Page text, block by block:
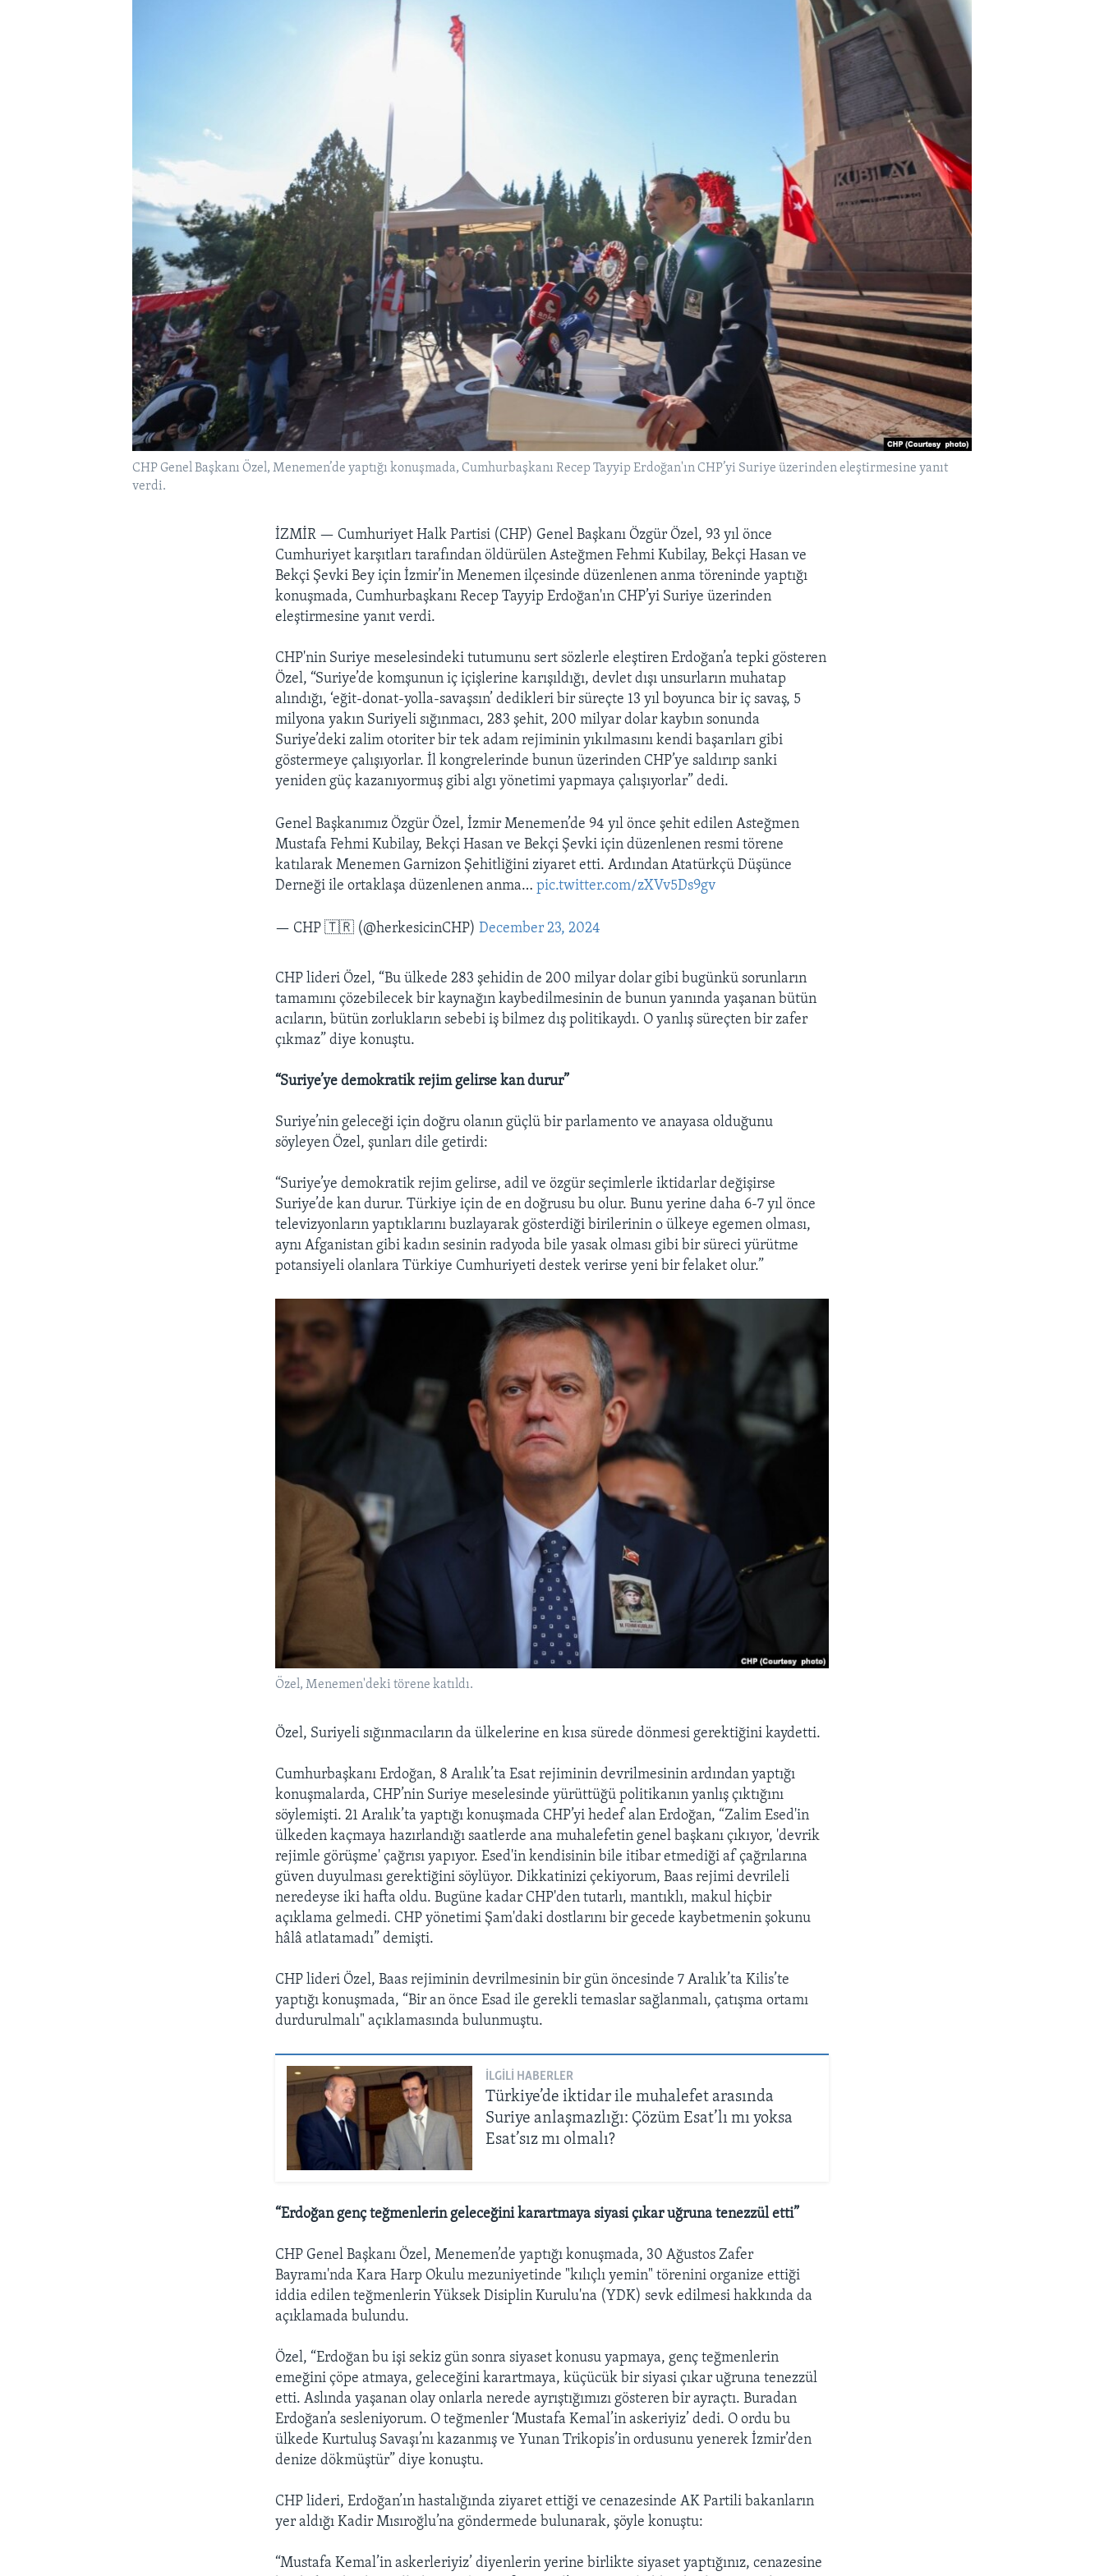
CHP Genel Başkanı Özel, Menemen’de yaptığı konuşmada, Cumhurbaşkanı Recep Tayyip Erdoğan'ın CHP’yi Suriye üzerinden eleştirmesine yanıt
verdi.
İZMİR — Cumhuriyet Halk Partisi (CHP) Genel Başkanı Özgür Özel, 93 yıl önce
Cumhuriyet karşıtları tarafından öldürülen Asteğmen Fehmi Kubilay, Bekçi Hasan ve
Bekçi Şevki Bey için İzmir’in Menemen ilçesinde düzenlenen anma töreninde yaptığı
konuşmada, Cumhurbaşkanı Recep Tayyip Erdoğan'ın CHP’yi Suriye üzerinden
eleştirmesine yanıt verdi.
CHP'nin Suriye meselesindeki tutumunu sert sözlerle eleştiren Erdoğan’a tepki gösteren
Özel, “Suriye’de komşunun iç içişlerine karışıldığı, devlet dışı unsurların muhatap
alındığı, ‘eğit-donat-yolla-savaşsın’ dedikleri bir süreçte 13 yıl boyunca bir iç savaş, 5
milyona yakın Suriyeli sığınmacı, 283 şehit, 200 milyar dolar kaybın sonunda
Suriye’deki zalim otoriter bir tek adam rejiminin yıkılmasını kendi başarıları gibi
göstermeye çalışıyorlar. İl kongrelerinde bunun üzerinden CHP’ye saldırıp sanki
yeniden güç kazanıyormuş gibi algı yönetimi yapmaya çalışıyorlar” dedi.
Genel Başkanımız Özgür Özel, İzmir Menemen’de 94 yıl önce şehit edilen Asteğmen
Mustafa Fehmi Kubilay, Bekçi Hasan ve Bekçi Şevki için düzenlenen resmi törene
katılarak Menemen Garnizon Şehitliğini ziyaret etti. Ardından Atatürkçü Düşünce
Derneği ile ortaklaşa düzenlenen anma…pic.twitter.com/zXVv5Ds9gv
— CHP 🇹🇷 (@herkesicinCHP)December 23, 2024
CHP lideri Özel, “Bu ülkede 283 şehidin de 200 milyar dolar gibi bugünkü sorunların
tamamını çözebilecek bir kaynağın kaybedilmesinin de bunun yanında yaşanan bütün
acıların, bütün zorlukların sebebi iş bilmez dış politikaydı. O yanlış süreçten bir zafer
çıkmaz” diye konuştu.
“Suriye’ye demokratik rejim gelirse kan durur”
Suriye’nin geleceği için doğru olanın güçlü bir parlamento ve anayasa olduğunu
söyleyen Özel, şunları dile getirdi:
“Suriye’ye demokratik rejim gelirse, adil ve özgür seçimlerle iktidarlar değişirse
Suriye’de kan durur. Türkiye için de en doğrusu bu olur. Bunu yerine daha 6-7 yıl önce
televizyonların yaptıklarını buzlayarak gösterdiği birilerinin o ülkeye egemen olması,
aynı Afganistan gibi kadın sesinin radyoda bile yasak olması gibi bir süreci yürütme
potansiyeli olanlara Türkiye Cumhuriyeti destek verirse yeni bir felaket olur.”
Özel, Menemen'deki törene katıldı.
Özel, Suriyeli sığınmacıların da ülkelerine en kısa sürede dönmesi gerektiğini kaydetti.
Cumhurbaşkanı Erdoğan, 8 Aralık’ta Esat rejiminin devrilmesinin ardından yaptığı
konuşmalarda, CHP’nin Suriye meselesinde yürüttüğü politikanın yanlış çıktığını
söylemişti. 21 Aralık’ta yaptığı konuşmada CHP’yi hedef alan Erdoğan, “Zalim Esed'in
ülkeden kaçmaya hazırlandığı saatlerde ana muhalefetin genel başkanı çıkıyor, 'devrik
rejimle görüşme' çağrısı yapıyor. Esed'in kendisinin bile itibar etmediği af çağrılarına
güven duyulması gerektiğini söylüyor. Dikkatinizi çekiyorum, Baas rejimi devrileli
neredeyse iki hafta oldu. Bugüne kadar CHP'den tutarlı, mantıklı, makul hiçbir
açıklama gelmedi. CHP yönetimi Şam'daki dostlarını bir gecede kaybetmenin şokunu
hâlâ atlatamadı” demişti.
CHP lideri Özel, Baas rejiminin devrilmesinin bir gün öncesinde 7 Aralık’ta Kilis’te
yaptığı konuşmada, “Bir an önce Esad ile gerekli temaslar sağlanmalı, çatışma ortamı
durdurulmalı" açıklamasında bulunmuştu.
İLGILI HABERLER
Türkiye’de iktidar ile muhalefet arasında
Suriye anlaşmazlığı: Çözüm Esat’lı mı yoksa
Esat’sız mı olmalı?
“Erdoğan genç teğmenlerin geleceğini karartmaya siyasi çıkar uğruna tenezzül etti”
CHP Genel Başkanı Özel, Menemen’de yaptığı konuşmada, 30 Ağustos Zafer
Bayramı'nda Kara Harp Okulu mezuniyetinde "kılıçlı yemin" törenini organize ettiği
iddia edilen teğmenlerin Yüksek Disiplin Kurulu'na (YDK) sevk edilmesi hakkında da
açıklamada bulundu.
Özel, “Erdoğan bu işi sekiz gün sonra siyaset konusu yapmaya, genç teğmenlerin
emeğini çöpe atmaya, geleceğini karartmaya, küçücük bir siyasi çıkar uğruna tenezzül
etti. Aslında yaşanan olay onlarla nerede ayrıştığımızı gösteren bir ayraçtı. Buradan
Erdoğan’a sesleniyorum. O teğmenler ‘Mustafa Kemal’in askeriyiz’ dedi. O ordu bu
ülkede Kurtuluş Savaşı’nı kazanmış ve Yunan Trikopis’in ordusunu yenerek İzmir’den
denize dökmüştür” diye konuştu.
CHP lideri, Erdoğan’ın hastalığında ziyaret ettiği ve cenazesinde AK Partili bakanların
yer aldığı Kadir Mısıroğlu’na göndermede bulunarak, şöyle konuştu:
“Mustafa Kemal’in askerleriyiz’ diyenlerin yerine birlikte siyaset yaptığınız, cenazesine